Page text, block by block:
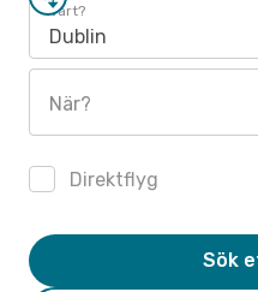
Vart?
Dublin
När?
Direktflyg
Sök